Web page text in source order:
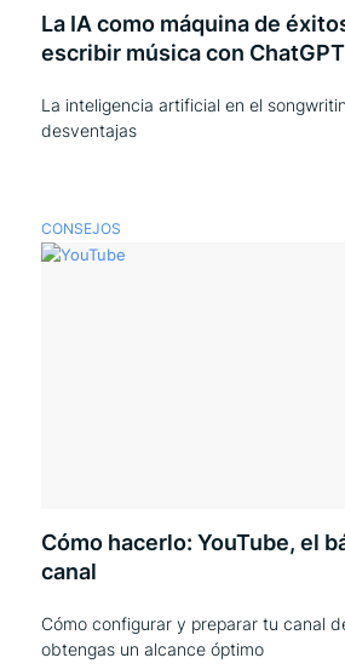
La IA como máquina de
escribir música con
La inteligencia artificial en el
desventajas
CONSEJOS
Cómo hacerlo: YouTube, el
canal
Cómo configurar y preparar tu canal
obtengas un alcance óptimo